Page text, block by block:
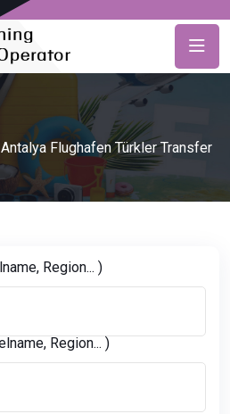
Antalya Flughafen Türkler Transfer
Region... )
Region... )